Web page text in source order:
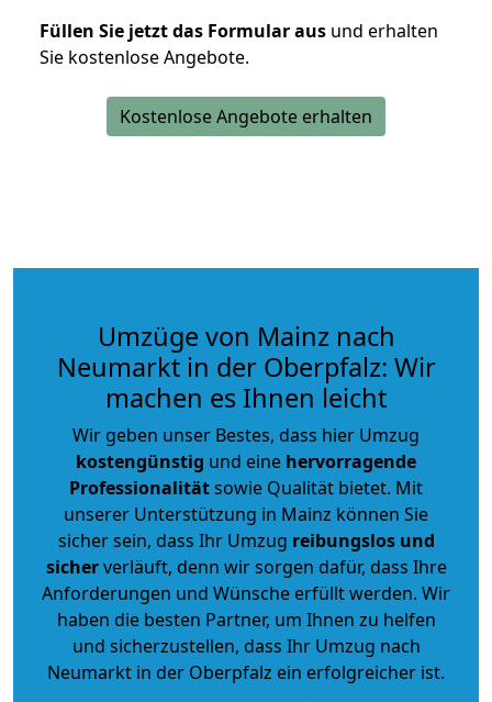
Füllen Sie jetzt das Formular aus und erhalten
Sie kostenlose Angebote.
Kostenlose Angebote erhalten
Umzüge von Mainz nach
Neumarkt in der Oberpfalz: Wir
machen es Ihnen leicht
Wir geben unser Bestes, dass hier Umzug
kostengünstig und eine hervorragende
Professionalitätsowie Qualität bietet. Mit
unserer Unterstützung in Mainz können Sie
sicher sein, dass Ihr Umzug reibungslos und
sicherverläuft, denn wir sorgen dafür, dass Ihre
Anforderungen und Wünsche erfüllt werden. Wir
haben die besten Partner, um Ihnen zu helfen
und sicherzustellen, dass Ihr Umzug nach
Neumarkt in der Oberpfalz ein erfolgreicher ist.